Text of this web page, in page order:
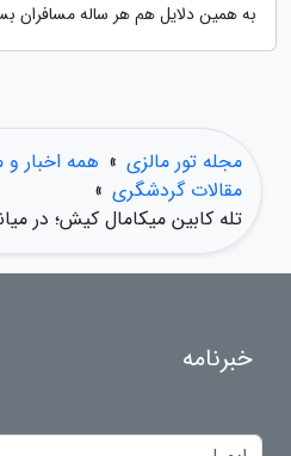
به همین دلایل هم هر ساله مسافران
مجله تور مالزی » همه اخبار و
مقالات گردشگری »
تله کابین میکامال کیش؛ در
خبرنامه